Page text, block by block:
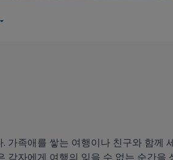
가족애를 쌓는 여행이나 친구와 함께
각자에게 여행의 잊을 수 없는 순간을